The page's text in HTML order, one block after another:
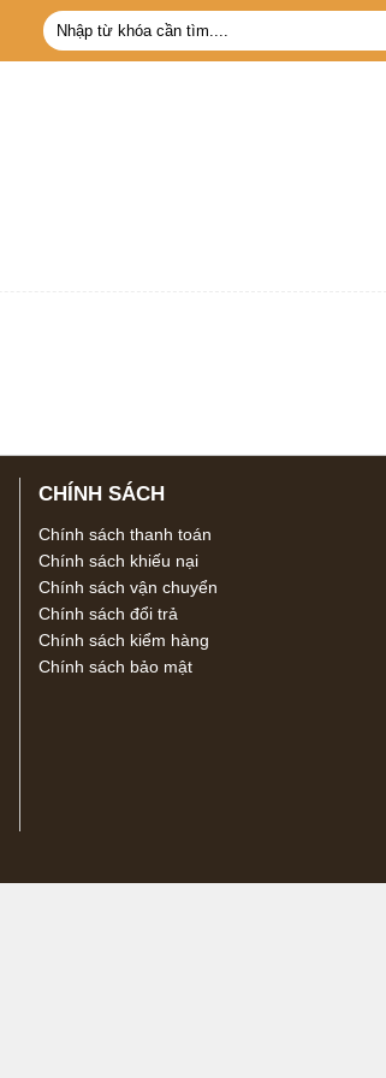
Tìm
kiếm:
CHÍNH SÁCH
Chính sách thanh toán
Chính sách khiếu nại
Chính sách vận chuyển
Chính sách đổi trả
Chính sách kiểm hàng
Chính sách bảo mật